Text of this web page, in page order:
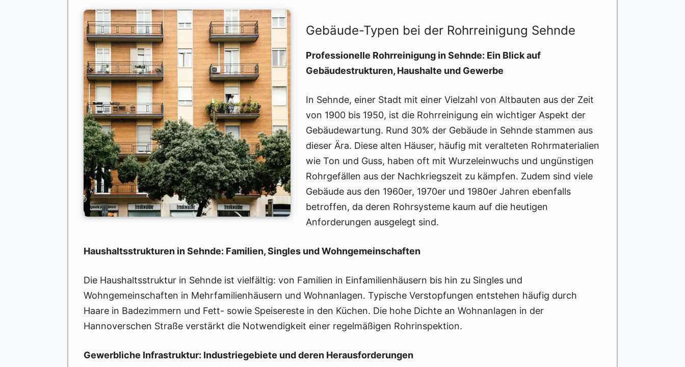
Gebäude-Typen bei der Rohrreinigung Sehnde
Professionelle Rohrreinigung in Sehnde: Ein Blick auf
Gebäudestrukturen, Haushalte und Gewerbe
In Sehnde, einer Stadt mit einer Vielzahl von Altbauten aus der Zeit
von 1900 bis 1950, ist die Rohrreinigung ein wichtiger Aspekt der
Gebäudewartung. Rund 30% der Gebäude in Sehnde stammen aus
dieser Ära. Diese alten Häuser, häufig mit veralteten Rohrmaterialien
wie Ton und Guss, haben oft mit Wurzeleinwuchs und ungünstigen
Rohrgefällen aus der Nachkriegszeit zu kämpfen. Zudem sind viele
Gebäude aus den 1960er, 1970er und 1980er Jahren ebenfalls
betroffen, da deren Rohrsysteme kaum auf die heutigen
Anforderungen ausgelegt sind.
Haushaltsstrukturen in Sehnde: Familien, Singles und Wohngemeinschaften
Die Haushaltsstruktur in Sehnde ist vielfältig: von Familien in Einfamilienhäusern bis hin zu Singles und
Wohngemeinschaften in Mehrfamilienhäusern und Wohnanlagen. Typische Verstopfungen entstehen häufig durch
Haare in Badezimmern und Fett- sowie Speisereste in den Küchen. Die hohe Dichte an Wohnanlagen in der
Hannoverschen Straße verstärkt die Notwendigkeit einer regelmäßigen Rohrinspektion.
Gewerbliche Infrastruktur: Industriegebiete und deren Herausforderungen